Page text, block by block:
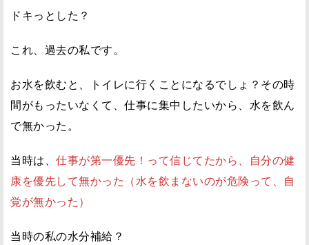
ドキっとした？
これ、過去の私です。
お水を飲むと、トイレに行くことになるでしょ？その時
間がもったいなくて、仕事に集中したいから、水を飲ん
で無かった。
当時は、 仕事が第一優先！って信じてたから、自分の健
康を優先して無かった（水を飲まないのが危険って、自
覚が無かった）
当時の私の水分補給？